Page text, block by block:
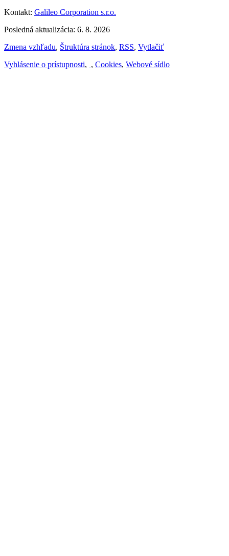
Kontakt: Galileo Corporation s.r.o.
Posledná aktualizácia: 6. 8. 2026
Zmena vzhľadu, Štruktúra stránok, RSS, Vytlačiť
Vyhlásenie o prístupnosti, , Cookies, Webové sídlo